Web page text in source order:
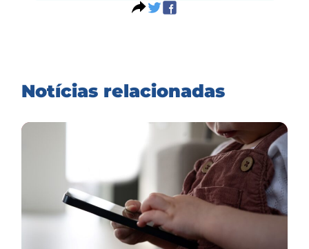
Notícias relacionadas